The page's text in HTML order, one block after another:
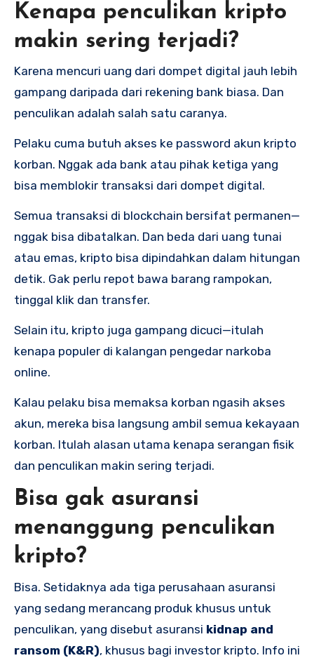
Kenapa penculikan kripto
makin sering terjadi?
Karena mencuri uang dari dompet digital jauh lebih
gampang daripada dari rekening bank biasa. Dan
penculikan adalah salah satu caranya.
Pelaku cuma butuh akses ke password akun kripto
korban. Nggak ada bank atau pihak ketiga yang
bisa memblokir transaksi dari dompet digital.
Semua transaksi di blockchain bersifat permanen—
nggak bisa dibatalkan. Dan beda dari uang tunai
atau emas, kripto bisa dipindahkan dalam hitungan
detik. Gak perlu repot bawa barang rampokan,
tinggal klik dan transfer.
Selain itu, kripto juga gampang dicuci—itulah
kenapa populer di kalangan pengedar narkoba
online.
Kalau pelaku bisa memaksa korban ngasih akses
akun, mereka bisa langsung ambil semua kekayaan
korban. Itulah alasan utama kenapa serangan fisik
dan penculikan makin sering terjadi.
Bisa gak asuransi
menanggung penculikan
kripto?
Bisa. Setidaknya ada tiga perusahaan asuransi
yang sedang merancang produk khusus untuk
penculikan, yang disebut asuransi kidnap and
ransom (K&R), khusus bagi investor kripto. Info ini